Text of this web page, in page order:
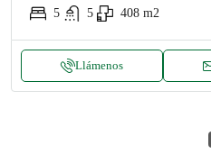
5 5 408 m2
Llámenos